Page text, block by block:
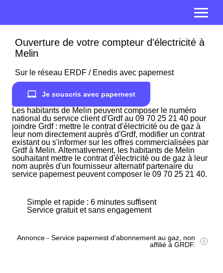
Ouverture de votre compteur d'électricité à
Melin
Sur le réseau ERDF / Enedis avec papernest
Je souscris avec papernest
Les habitants de Melin peuvent composer le numéro
national du service client d'Grdf au 09 70 25 21 40 pour
joindre Grdf : mettre le contrat d'électricité ou de gaz à
leur nom directement auprès d'Grdf, modifier un contrat
existant ou s'informer sur les offres commercialisées par
Grdf à Melin. Alternativement, les habitants de Melin
souhaitant mettre le contrat d'électricité ou de gaz à leur
nom auprès d'un fournisseur alternatif partenaire du
service papernest peuvent composer le 09 70 25 21 40.
Simple et rapide : 6 minutes suffisent
Service gratuit et sans engagement
Annonce - Service papernest d'abonnement au gaz, non
affilié à GRDF.